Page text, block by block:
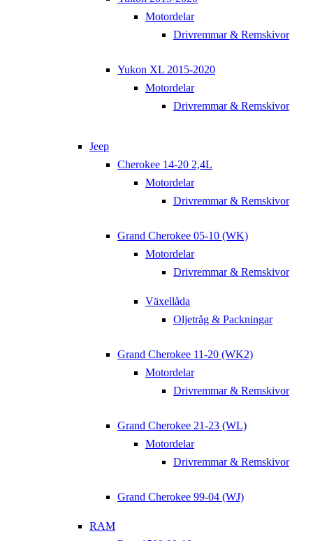
Motordelar
Drivremmar & Remskivor
Yukon XL 2015-2020
Motordelar
Drivremmar & Remskivor
Jeep
Cherokee 14-20 2,4L
Motordelar
Drivremmar & Remskivor
Grand Cherokee 05-10 (WK)
Motordelar
Drivremmar & Remskivor
Växellåda
Oljetråg & Packningar
Grand Cherokee 11-20 (WK2)
Motordelar
Drivremmar & Remskivor
Grand Cherokee 21-23 (WL)
Motordelar
Drivremmar & Remskivor
Grand Cherokee 99-04 (WJ)
RAM